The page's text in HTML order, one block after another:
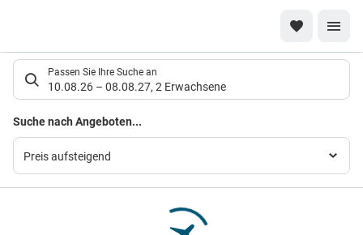
Suchlistenseite
Passen Sie Ihre Suche an
10.08.26 – 08.08.27, 2 Erwachsene
Suche nach Angeboten...
Preis aufsteigend